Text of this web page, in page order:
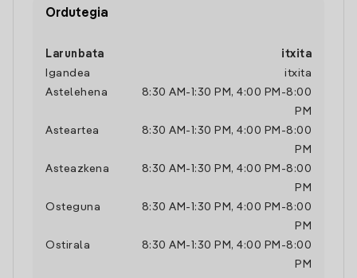
Ordutegia
Larunbata
itxita
Igandea
itxita
Astelehena
8:30 AM - 1:30 PM , 4:00 PM -8:00
PM
Asteartea
8:30 AM - 1:30 PM , 4:00 PM -8:00
PM
Asteazkena
8:30 AM - 1:30 PM , 4:00 PM -8:00
PM
Osteguna
8:30 AM - 1:30 PM , 4:00 PM -8:00
PM
Ostirala
8:30 AM - 1:30 PM , 4:00 PM -8:00
PM